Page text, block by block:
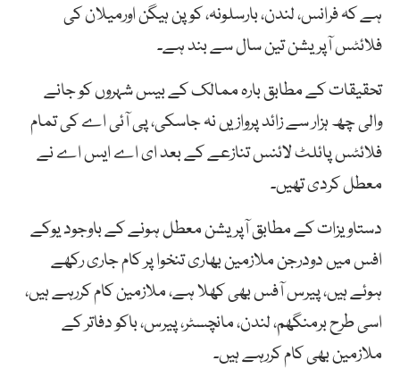
ہے کہ فرانس، لندن، بارسلونہ، کوپن ہیگن اورمیلان کی
فلائٹس آپریشن تین سال سے بند ہے۔
تحقیقات کے مطابق بارہ ممالک کے بیس شہروں کو جانے
والی چھ ہزار سے زائد پروازیں نہ جاسکی، پی آئی اے کی تمام
فلائٹس پائلٹ لائنس تنازعے کے بعد ای اے ایس اے نے
معطل کردی تھیں۔
دستاویزات کے مطابق آپریشن معطل ہونے کے باوجود یوکے
افس میں دودرجن ملازمین بھاری تنخوا پر کام جاری رکھے
ہوئے ہیں، پیرس آفس بھی کھلا ہے، ملازمین کام کررہے ہیں،
اسی طرح برمنگھم، لندن، مانچسٹر، پیرس، باکو دفاتر کے
ملازمین بھی کام کررہے ہیں۔